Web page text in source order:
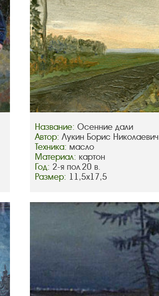
Название:Осенние дали
Автор:Лукин Борис Николаевич
Техника: масло
Материал: картон
Год: 2-я пол.20 в.
Размер: 11,5х17,5